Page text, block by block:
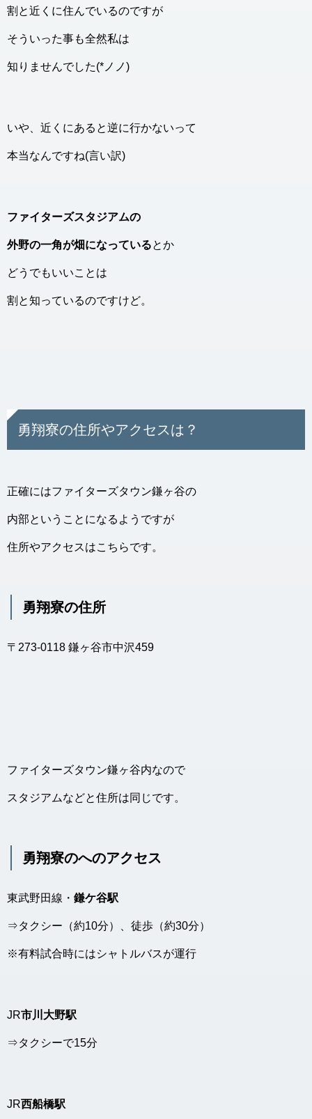
割と近くに住んでいるのですが
そういった事も全然私は
知りませんでした(*ノノ)
いや、近くにあると逆に行かないって
本当なんですね(言い訳)
ファイターズスタジアムの
外野の一角が畑になっているとか
どうでもいいことは
割と知っているのですけど。
勇翔寮の住所やアクセスは？
正確にはファイターズタウン鎌ヶ谷の
内部ということになるようですが
住所やアクセスはこちらです。
勇翔寮の住所
〒273-0118 鎌ヶ谷市中沢459
ファイターズタウン鎌ヶ谷内なので
スタジアムなどと住所は同じです。
勇翔寮のへのアクセス
東武野田線・ 鎌ケ谷駅
⇒タクシー（約10分）、徒歩（約30分）
※有料試合時にはシャトルバスが運行
JR市川大野駅
⇒タクシーで15分
JR西船橋駅